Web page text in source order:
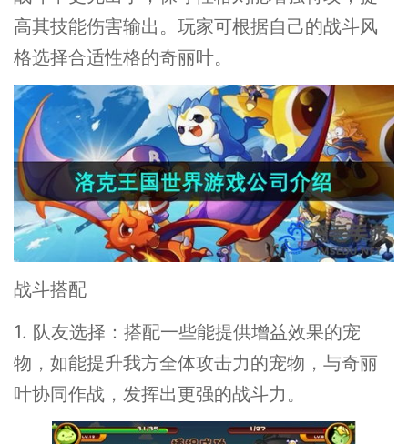
高其技能伤害输出。玩家可根据自己的战斗风
格选择合适性格的奇丽叶。
战斗搭配
1. 队友选择：搭配一些能提供增益效果的宠
物，如能提升我方全体攻击力的宠物，与奇丽
叶协同作战，发挥出更强的战斗力。